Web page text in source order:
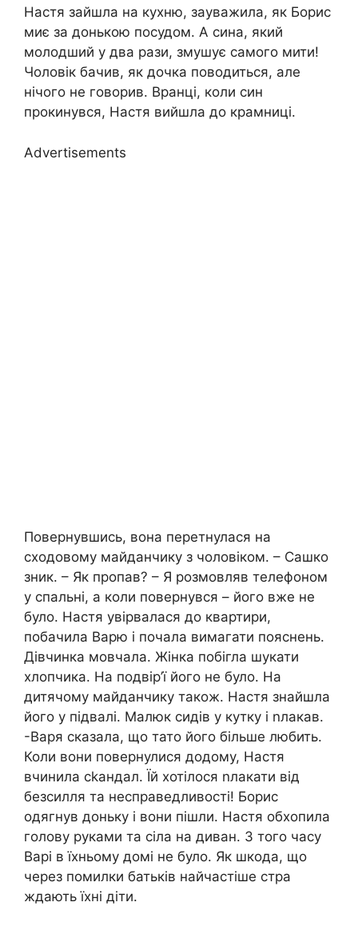
Настя зайшла на кухню, зауважила, як Борис
миє за донькою посудом. А сина, який
молодший у два рази, змушує самого мити!
Чоловік бачив, як дочка поводиться, але
нічого не говорив. Вранці, коли син
прокинувся, Настя вийшла до крамниці.
Advertisements
Повернувшись, вона перетнулася на
сходовому майданчику з чоловіком. – Сашко
зник. – Як пропав? – Я розмовляв телефоном
у спальні, а коли повернувся – його вже не
було. Настя увірвалася до квартири,
побачила Варю і почала вимагати пояснень.
Дівчинка мовчала. Жінка побігла шукати
хлопчика. На подвір’ї його не було. На
дитячому майданчику також. Настя знайшла
його у підвалі. Малюк сидів у кутку і nлакав.
-Варя сказала, що тато його більше любить.
Коли вони повернулися додому, Настя
вчинила сkандал. Їй хотілося nлакати від
безсилля та несправедливості! Борис
одягнув доньку і вони пішли. Настя обхопила
голову руками та сіла на диван. З того часу
Варі в їхньому домі не було. Як шкода, що
через помилки батьків найчастіше стра
ждають їхні діти.